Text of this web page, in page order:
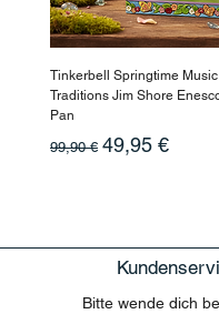
Tinkerbell Springtime
Traditions Jim Shore
Pan
Standardpreis
99,90 € Sale-Preis
49,95 €
Bitte wende dich